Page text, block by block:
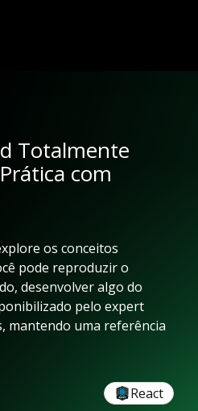
Totalmente
com
os conceitos
pode reproduzir o
desenvolver algo do
pelo expert
mantendo uma referência
React